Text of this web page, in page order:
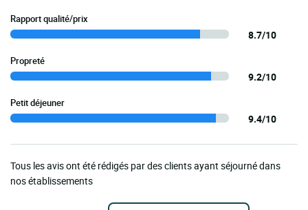
Rapport qualité/prix
8.7/10
Propreté
9.2/10
Petit déjeuner
9.4/10
Tous les avis ont été rédigés par des clients ayant séjourné dans
nos établissements